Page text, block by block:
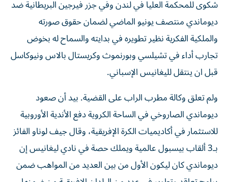
شكوى للمحكمة العليا في لندن وفي جزر فيرجين البريطانية ضد
ديوماندي منتصف يونيو الماضي لضمان حقوق صورته
والملكية الفكرية نظير تطويره في بدايته والسماح له بخوض
تجارب أداء في تشيلسي وبورنموث وكريستال بالاس ونيوكاسل
قبل ان ينتقل لليغانيس الإسباني.
ولم تعلق وكالة مطرب الراب على القضية. بيد أن صعود
ديوماندي الصاروخي في الساحة الكروية دفع الأندية الأوروبية
للاستثمار في أكاديميات الكرة الإفريقية، وقال جيف لوناو الفائز
بـ3 ألقاب بيسبول عالمية ويملك حصة في نادي ليغانيس إن
ديوماندي كان ليكون الأول من بين العديد من المواهب ضمن